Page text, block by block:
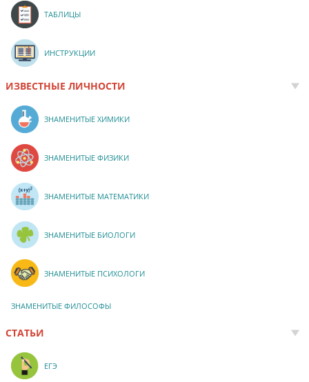
ТАБЛИЦЫ
ИНСТРУКЦИИ
ИЗВЕСТНЫЕ ЛИЧНОСТИ
ЗНАМЕНИТЫЕ ХИМИКИ
ЗНАМЕНИТЫЕ ФИЗИКИ
ЗНАМЕНИТЫЕ МАТЕМАТИКИ
ЗНАМЕНИТЫЕ БИОЛОГИ
ЗНАМЕНИТЫЕ ПСИХОЛОГИ
ЗНАМЕНИТЫЕ ФИЛОСОФЫ
СТАТЬИ
ЕГЭ